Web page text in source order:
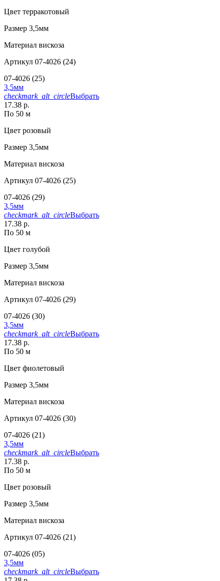
Цвет терракотовый
Размер 3,5мм
Материал вискоза
Артикул 07-4026 (24)
07-4026 (25)
3,5мм
checkmark_alt_circleВыбрать
17.38 р.
По 50 м
Цвет розовый
Размер 3,5мм
Материал вискоза
Артикул 07-4026 (25)
07-4026 (29)
3,5мм
checkmark_alt_circleВыбрать
17.38 р.
По 50 м
Цвет голубой
Размер 3,5мм
Материал вискоза
Артикул 07-4026 (29)
07-4026 (30)
3,5мм
checkmark_alt_circleВыбрать
17.38 р.
По 50 м
Цвет фиолетовый
Размер 3,5мм
Материал вискоза
Артикул 07-4026 (30)
07-4026 (21)
3,5мм
checkmark_alt_circleВыбрать
17.38 р.
По 50 м
Цвет розовый
Размер 3,5мм
Материал вискоза
Артикул 07-4026 (21)
07-4026 (05)
3,5мм
checkmark_alt_circleВыбрать